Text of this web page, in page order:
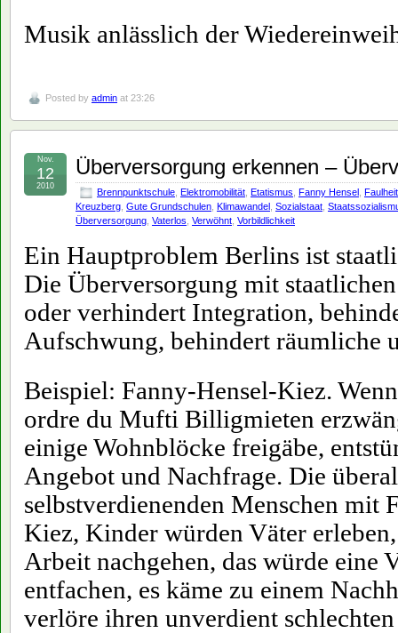
Musik anlässlich der
Posted by admin at 23:26
Überversorgung erkennen –
Brennpunktschule Elektromobilität Etatismus Fanny Hensel Faulheit
Kreuzberg Gute Grundschulen Klimawandel Sozialstaat
Überversorgung Vaterlos Verwöhnt Vorbildlichkeit
Nov.
12
2010
Ein Hauptproblem Berlins ist
Die Überversorgung mit
oder verhindert Integration,
Aufschwung, behindert räumliche
Beispiel: Fanny-Hensel-Kiez.
ordre du Mufti Billigmieten
einige Wohnblöcke freigäbe,
Angebot und Nachfrage. Die
selbstverdienenden Menschen mit
Kiez, Kinder würden Väter
Arbeit nachgehen, das würde eine
entfachen, es käme zu einem
verlöre ihren unverdient